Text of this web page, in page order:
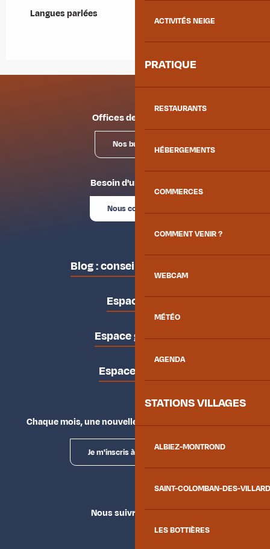
ACTIVITÉS NEIGE
PRATIQUE
RESTAURANTS
HÉBERGEMENTS
COMMERCES
COMMENT VENIR ?
WEBCAM
MÉTÉO
AGENDA
STATIONS VILLAGES
ALBIEZ-MONTROND
SAINT-COLOMBAN-DES-
LES BOTTIÈRES
Langues parlées
Langues parlées
Offices de tourisme
Nos bureaux
Besoin d'un conseil ?
Nous contacter
Blog : conseils des locaux
Espace pro
Espace groupes
Espace presse
Chaque mois, une nouvelle façon d'explorer la vallée.
Je m'inscris à la newsletter
Nous suivre